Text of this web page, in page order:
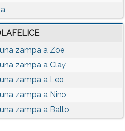
zampa a Zoe
zampa a Clay
zampa a Leo
zampa a Nino
zampa a Balto